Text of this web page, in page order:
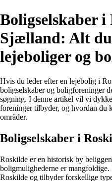
Boligselskaber i
Sjælland: Alt
lejeboliger og
Hvis du leder efter en lejebolig i
boligselskaber og boligforeninger
søgning. I denne artikel vil vi
foreninger tilbyder, og hvordan du
områder.
Boligselskaber i
Roskilde er en historisk by
boligmulighederne er mangfoldige.
Roskilde og tilbyder forskellige